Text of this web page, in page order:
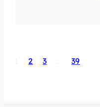
2 3 39